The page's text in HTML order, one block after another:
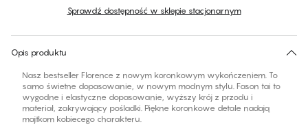
Brak sugerowanego rozmiaru dla tego produktu
Sprawdź dostępność w sklepie stacjonarnym
Opis produktu
Nasz bestseller Florence z nowym koronkowym wykończeniem. To
samo świetne dopasowanie, w nowym modnym stylu. Fason tai to
wygodne i elastyczne dopasowanie, wyższy krój z przodu i
materiał, zakrywający pośladki. Piękne koronkowe detale nadają
majtkom kobiecego charakteru.